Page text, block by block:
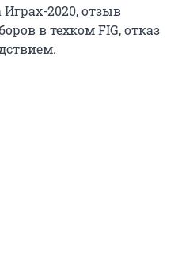
2020, отзыв
в техком FIG, отказ